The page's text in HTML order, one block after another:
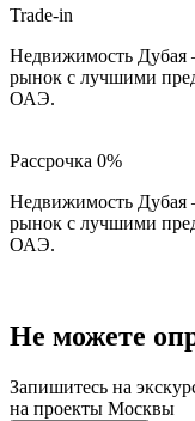
Trade-in
Недвижимость Дубая
рынок с лучшими
ОАЭ.
Рассрочка 0%
Недвижимость Дубая
рынок с лучшими
ОАЭ.
Не можете
Запишитесь на
на проекты Москвы